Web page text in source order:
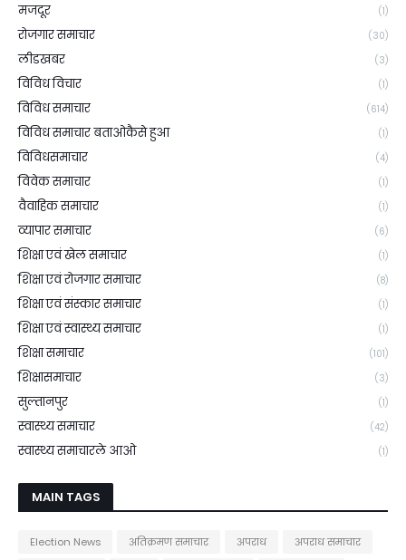
मजदूर (1)
रोजगार समाचार (30)
लीडखबर (3)
विविध विचार (1)
विविध समाचार (614)
विविध समाचार बताओकैसे हुआ (1)
विविधसमाचार (4)
विवेक समाचार (1)
वैवाहिक समाचार (1)
व्यापार समाचार (6)
शिक्षा एवं खेल समाचार (1)
शिक्षा एवं रोजगार समाचार (8)
शिक्षा एवं संस्कार समाचार (1)
शिक्षा एवं स्वास्थ्य समाचार (1)
शिक्षा समाचार (101)
शिक्षासमाचार (3)
सुल्तानपुर (1)
स्वास्थ्य समाचार (42)
स्वास्थ्य समाचारले आओ (1)
MAIN TAGS
Election News अतिक्रमण समाचार अपराध
अपराध समाचार